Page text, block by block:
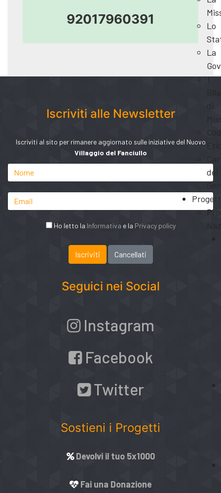
Lo
La
I
di
dei
92017960391
Iscriviti alle Newsletter
Iscriviti al sito per rimanere aggiornato sulle iniziative del Nuovo
Villaggio del Fanciullo
Ho letto la Informativa e la Privacy policy
Seguici nei Social
Instagram
Facebook
Twitter
Sostieni i Progetti
Devolvi il tuo 5x1000
Fai una Donazione